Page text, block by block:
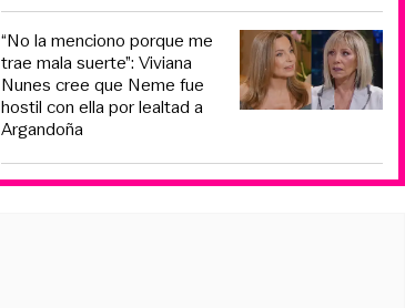
“No la menciono porque me
trae mala suerte”: Viviana
Nunes cree que Neme fue
hostil con ella por lealtad a
Argandoña